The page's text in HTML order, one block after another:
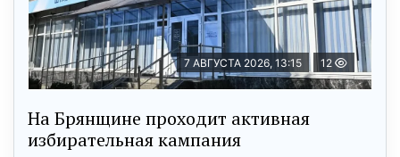
7 АВГУСТА 2026, 13:15 12
На Брянщине проходит активная
избирательная кампания